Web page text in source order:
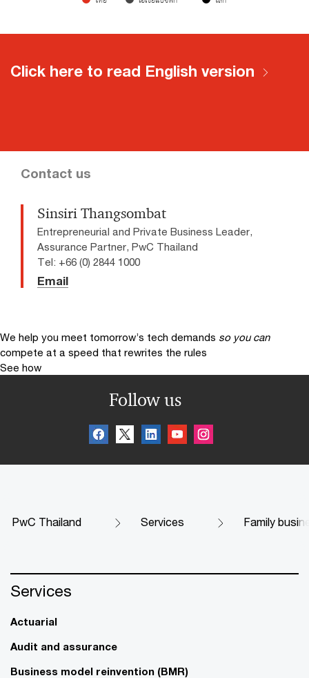
Click here to read English version
Contact us
Sinsiri Thangsombat
Entrepreneurial and Private Business Leader,
Assurance Partner, PwC Thailand
Tel: +66 (0) 2844 1000
Email
We help you meet tomorrow’s tech demands so you can
compete at a speed that rewrites the rules
See how
Follow us
PwC Thailand Services Family
Services
Actuarial
Audit and assurance
Business model reinvention (BMR)